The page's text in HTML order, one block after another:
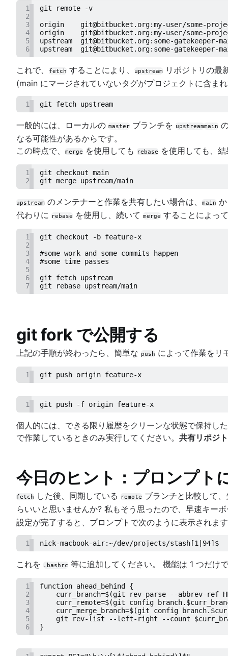
GitK
git-show
1
git remote -v
2
3
origin    git@bitbucket.org:my-user/some-
4
origin    git@bitbucket.org:my-user/some-
5
upstream  git@bitbucket.org:some-
6
upstream  git@bitbucket.org:some-gatekeeper-
これで、 fetch することにより、 upstream リポジトリの最
(main にマージされていないタグがプロジェクトに含
1 git fetch upstream
一般的には、ローカルの master ブランチを upstreammain
なる可能性があるからです。
この時点で、
merge を使用しても rebase を使用しても、
1
git checkout main
2
git merge upstream/main
upstream のメンテナーと作業を共有したい場合は、 main
代わりに
rebase を使用し、続いて merge することによって
1
git checkout -b feature-x
2
3
#some work and some commits happen
4
#some time passes
5
6
git fetch upstream
7
git rebase upstream/main
git fork で公開する
上記の手順が終わったら、簡単な push によって作業をリ
1 git push origin feature-x
1 git push -f origin feature-x
個人的には、できる限り履歴をクリーンな状態で保持し
で作業しているときのみ実行してください。 共有リポジ
今日のヒント：プロンプト
fetch した後、同期している remote ブランチと比較して
らいいと思いませんか? 私もそう思ったので、早速キー
設定が完了すると、プロンプトで次のように表示されます
1 nick-macbook-air:~/dev/projects/stash[1|94]$
これを .bashrc 等に追加してください。 機能は 1 つだけで
1
function ahead_behind {
2
curr_branch=$(git rev-parse --abbrev-ref
3
curr_remote=$(git config
4
curr_merge_branch=$(git config
5
git rev-list --left-right --count
6
}